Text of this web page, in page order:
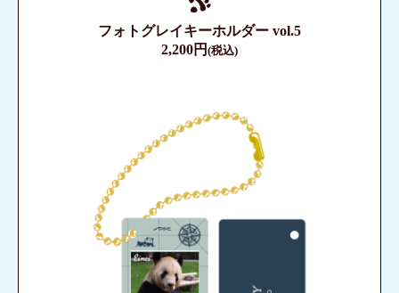
フォトグレイキーホルダー vol.5
2,200円 (税込)